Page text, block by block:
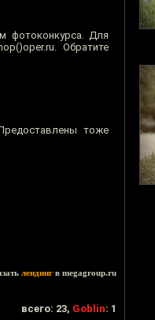
фотоконкурса. Для
Обратите
тоже
лендинг в megagroup.ru
всего: 23, Goblin: 1